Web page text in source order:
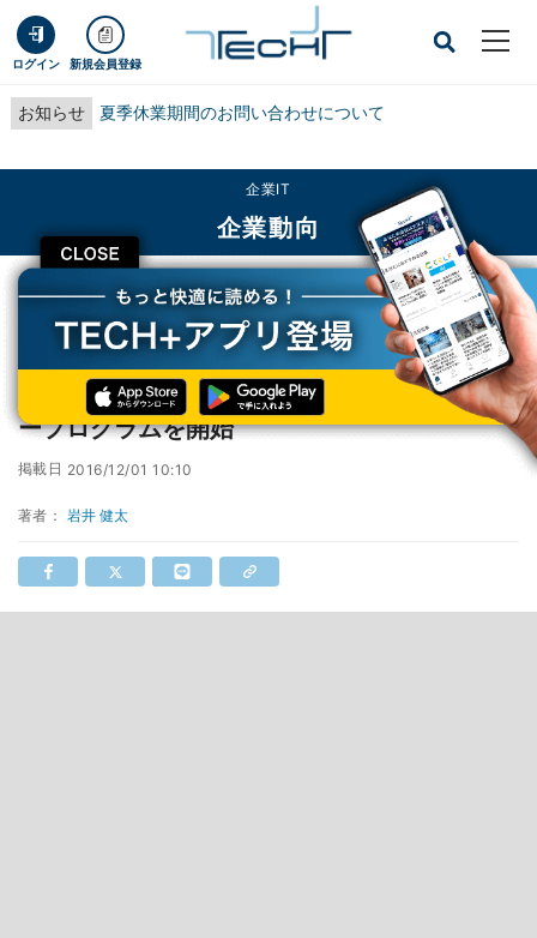
ログイン 新規会員登録
お知らせ 夏季休業期間のお問い合わせについて
CLOSE
企業IT
企業動向
TECH+ 企業IT
企業動向
Dropbox、日本で販売拡大に向けたパートナープログラムを開始
Dropbox、日本で販売拡大に向けたパートナ
ープログラムを開始
掲載日 2016/12/01 10:10
著者： 岩井 健太